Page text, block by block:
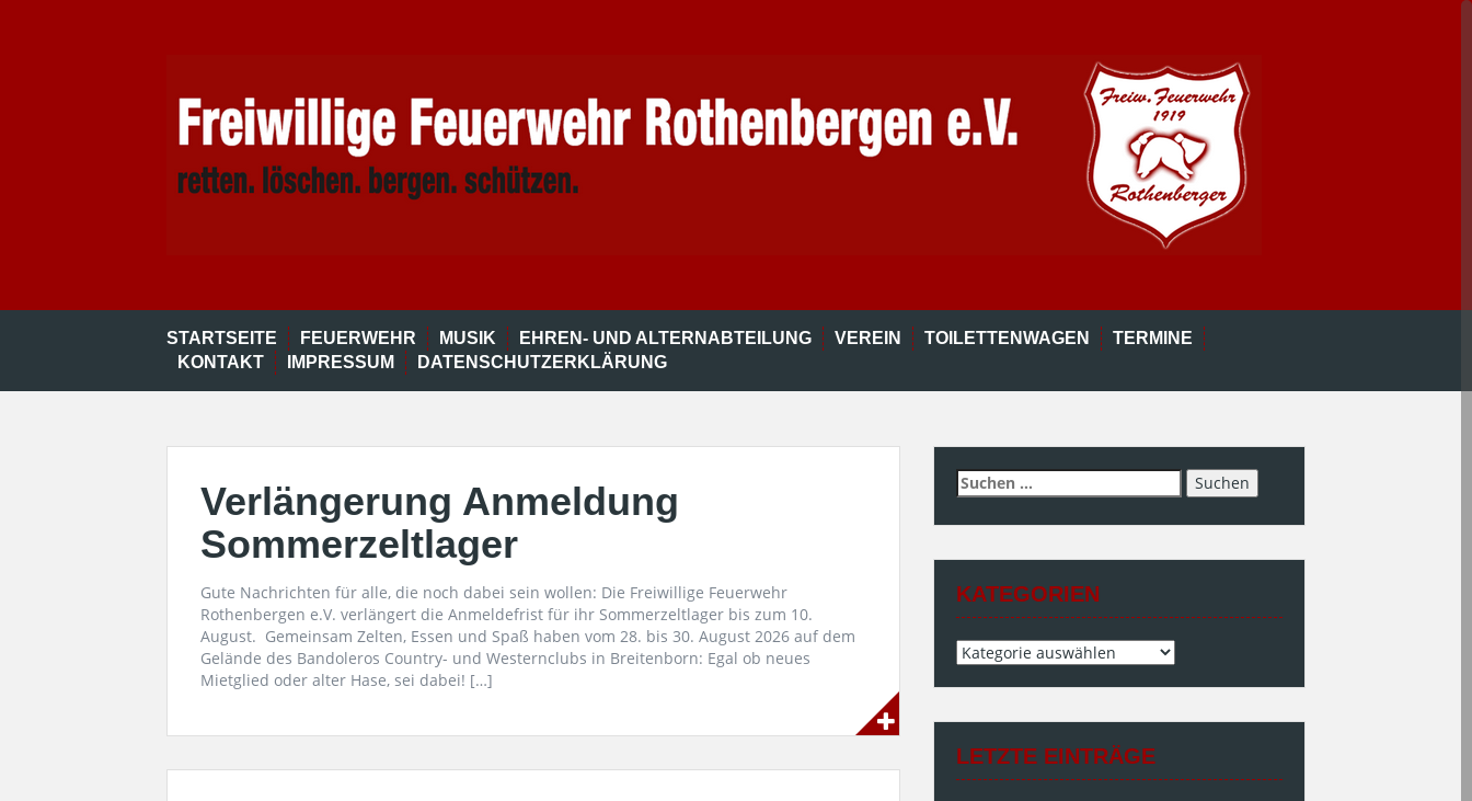
STARTSEITE FEUERWEHR MUSIK EHREN- UND ALTERNABTEILUNG VEREIN TOILETTENWAGEN
TERMINE
KONTAKT
IMPRESSUM DATENSCHUTZERKLÄRUNG
Verlängerung Anmeldung
Sommerzeltlager
Gute Nachrichten für alle, die noch dabei sein wollen: Die Freiwillige Feuerwehr
Rothenbergen e.V. verlängert die Anmeldefrist für ihr Sommerzeltlager bis zum 10.
August. Gemeinsam Zelten, Essen und Spaß haben vom 28. bis 30. August 2026 auf dem
Gelände des Bandoleros Country- und Westernclubs in Breitenborn: Egal ob neues
Mietglied oder alter Hase, sei dabei! […]
Suchen
nach:
KATEGORIEN
Kategorien
LETZTE EINTRÄGE